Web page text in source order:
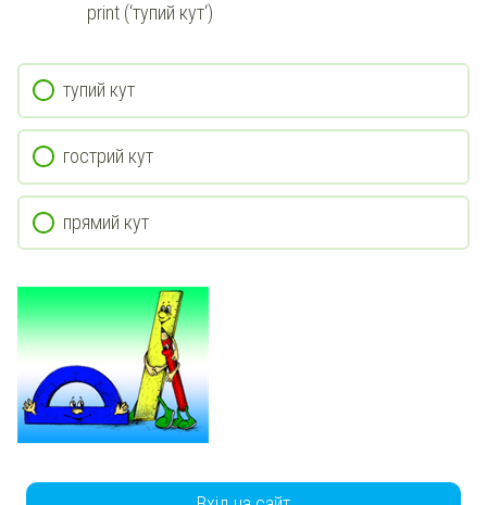
print (‘тупий кут‘)
тупий кут
гострий кут
прямий кут